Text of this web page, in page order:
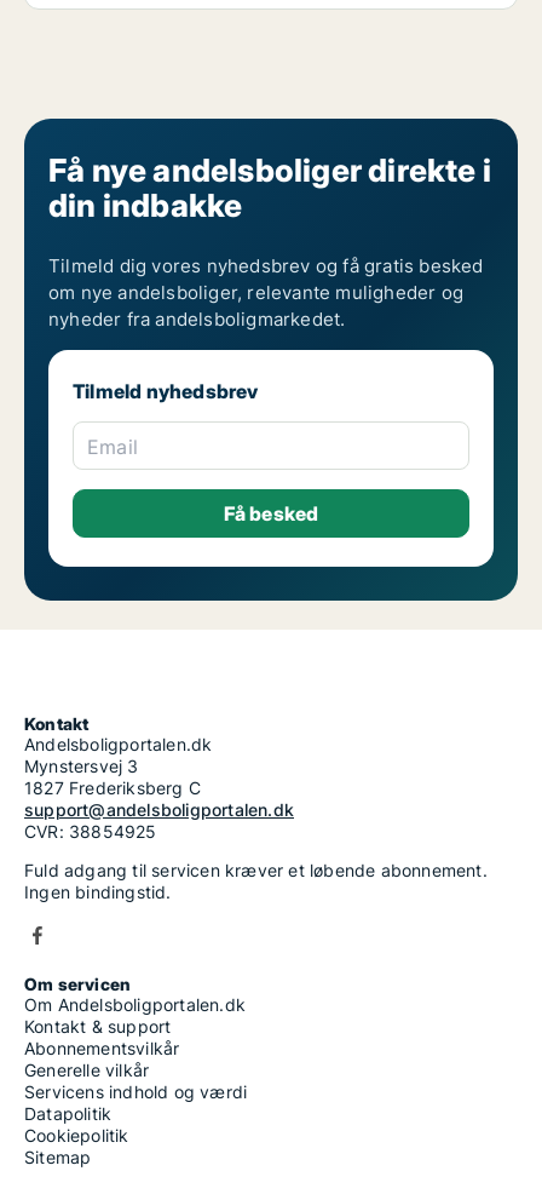
Få nye andelsboliger direkte i
din indbakke
Tilmeld dig vores nyhedsbrev og få gratis besked
om nye andelsboliger, relevante muligheder og
nyheder fra andelsboligmarkedet.
Tilmeld nyhedsbrev
Email
Kontakt
Andelsboligportalen.dk
Mynstersvej 3
1827 Frederiksberg C
support@andelsboligportalen.dk
CVR: 38854925
Fuld adgang til servicen kræver et løbende abonnement.
Ingen bindingstid.
Om servicen
Om Andelsboligportalen.dk
Kontakt & support
Abonnementsvilkår
Generelle vilkår
Servicens indhold og værdi
Datapolitik
Cookiepolitik
Sitemap